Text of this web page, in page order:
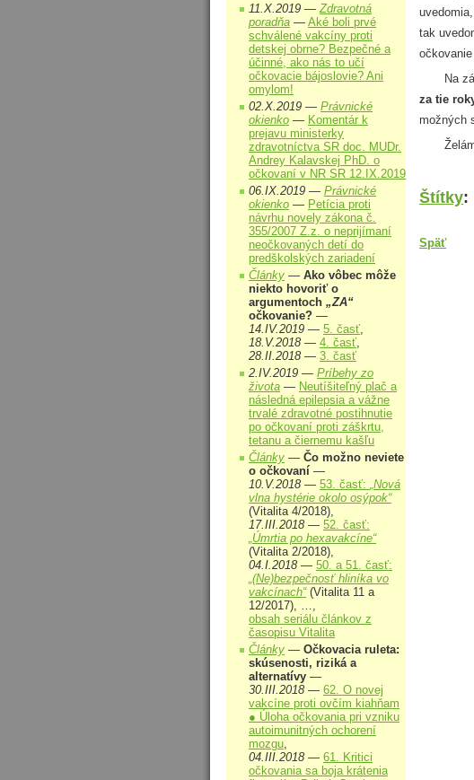
tak
Na
za tie
možných
Želám
Štítky:
Späť
11.X.2019 —Zdravotná
poradňa — Aké boli prvé
schválené vakcíny proti
detskej obrne? Bezpečné a
účinné, ako nás to učí
očkovacie bájoslovie? Ani
omylom!
02.X.2019 — Právnické
okienko — Komentár k
prejavu ministerky
zdravotníctva SR doc. MUDr.
Andrey Kalavskej PhD. o
očkovaní v NR SR 12.IX.2019
06.IX.2019 — Právnické
okienko — Petícia proti
návrhu novely zákona č.
355/2007 Z.z. o neprijímaní
neočkovaných detí do
predškolských zariadení
Články — Ako vôbec môže
niekto hovoriť o
argumentoch „ZA“
očkovanie? —
14.IV.2019 — 5. časť,
18.V.2018 — 4. časť,
28.II.2018 — 3. časť
2.IV.2019 — Príbehy zo
života — Neutíšiteľný plač a
následná epilepsia a vážne
trvalé zdravotné postihnutie
po očkovaní proti záškrtu,
tetanu a čiernemu kašľu
Články — Čo možno neviete
o očkovaní —
10.V.2018 — 53. časť: „Nová
vlna hystérie okolo osýpok“
(Vitalita 4/2018),
17.III.2018 — 52. časť:
„Úmrtia po hexavakcíne“
(Vitalita 2/2018),
04.I.2018 — 50. a 51. časť:
„(Ne)bezpečnosť hliníka vo
vakcínach“(Vitalita 11 a
12/2017), …,
obsah seriálu článkov z
časopisu Vitalita
Články — Očkovacia ruleta:
skúsenosti, riziká a
alternatívy —
30.III.2018 — 62. O novej
vakcíne proti ovčím kiahňam
● Úloha očkovania pri vzniku
autoimunitných ochorení
mozgu,
04.III.2018 — 61. Kritici
očkovania sa boja krátenia